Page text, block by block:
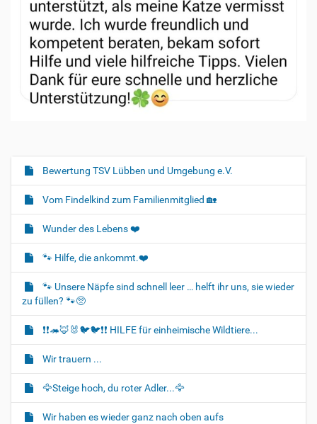
N
a
v
g
a
t
i
o
n
Bewertung TSV Lübben und Umgebung e.V.
Vom Findelkind zum Familienmitglied 🏡
Wunder des Lebens ❤️
🐾 Hilfe, die ankommt.❤️
🐾 Unsere Näpfe sind schnell leer … helft ihr uns, sie wieder
zu füllen? 🐾🥺
❗❗🦔🦊🐰🐦‍🐦❗❗ HILFE für einheimische Wildtiere...
Wir trauern ...
🦅Steige hoch, du roter Adler...🦅
Wir haben es wieder ganz nach oben aufs